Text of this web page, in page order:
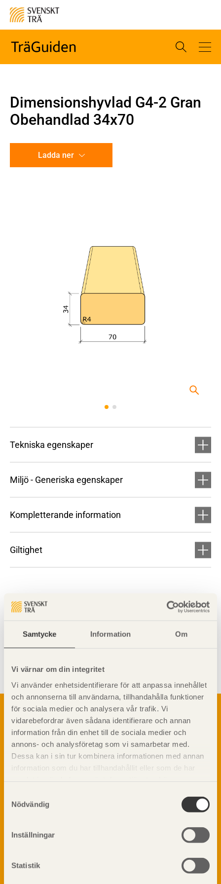
Samtycke Information Om
Vi värnar om din integritet
Vi använder enhetsidentifierare för att anpassa innehållet
och annonserna till användarna, tillhandahålla funktioner
för sociala medier och analysera vår trafik. Vi
vidarebefordrar även sådana identifierare och annan
information från din enhet till de sociala medier och
annons- och analysföretag som vi samarbetar med.
Dessa kan i sin tur kombinera informationen med annan
information som du har tillhandahållit eller som de har
Nödvändig
Inställningar
Statistik
Dimensionshyvlad G4-2 Gran
Obehandlad 34x70
Ladda ner
Tekniska egenskaper
Miljö - Generiska egenskaper
Kompletterande information
Giltighet
Om trä
Materialet trä
Skogsbruk
Barrträdets uppbyggnad
Träets egenskaper och kvalitet
Kemisk behandling
Fakta om Limträ
Fukt
Ljud
TräGuiden är den digitala handboken för trä och
materialet trä samt instruktioner för byggande
med trä.
Prenumerera på TräGuidens nyhetsbrev!